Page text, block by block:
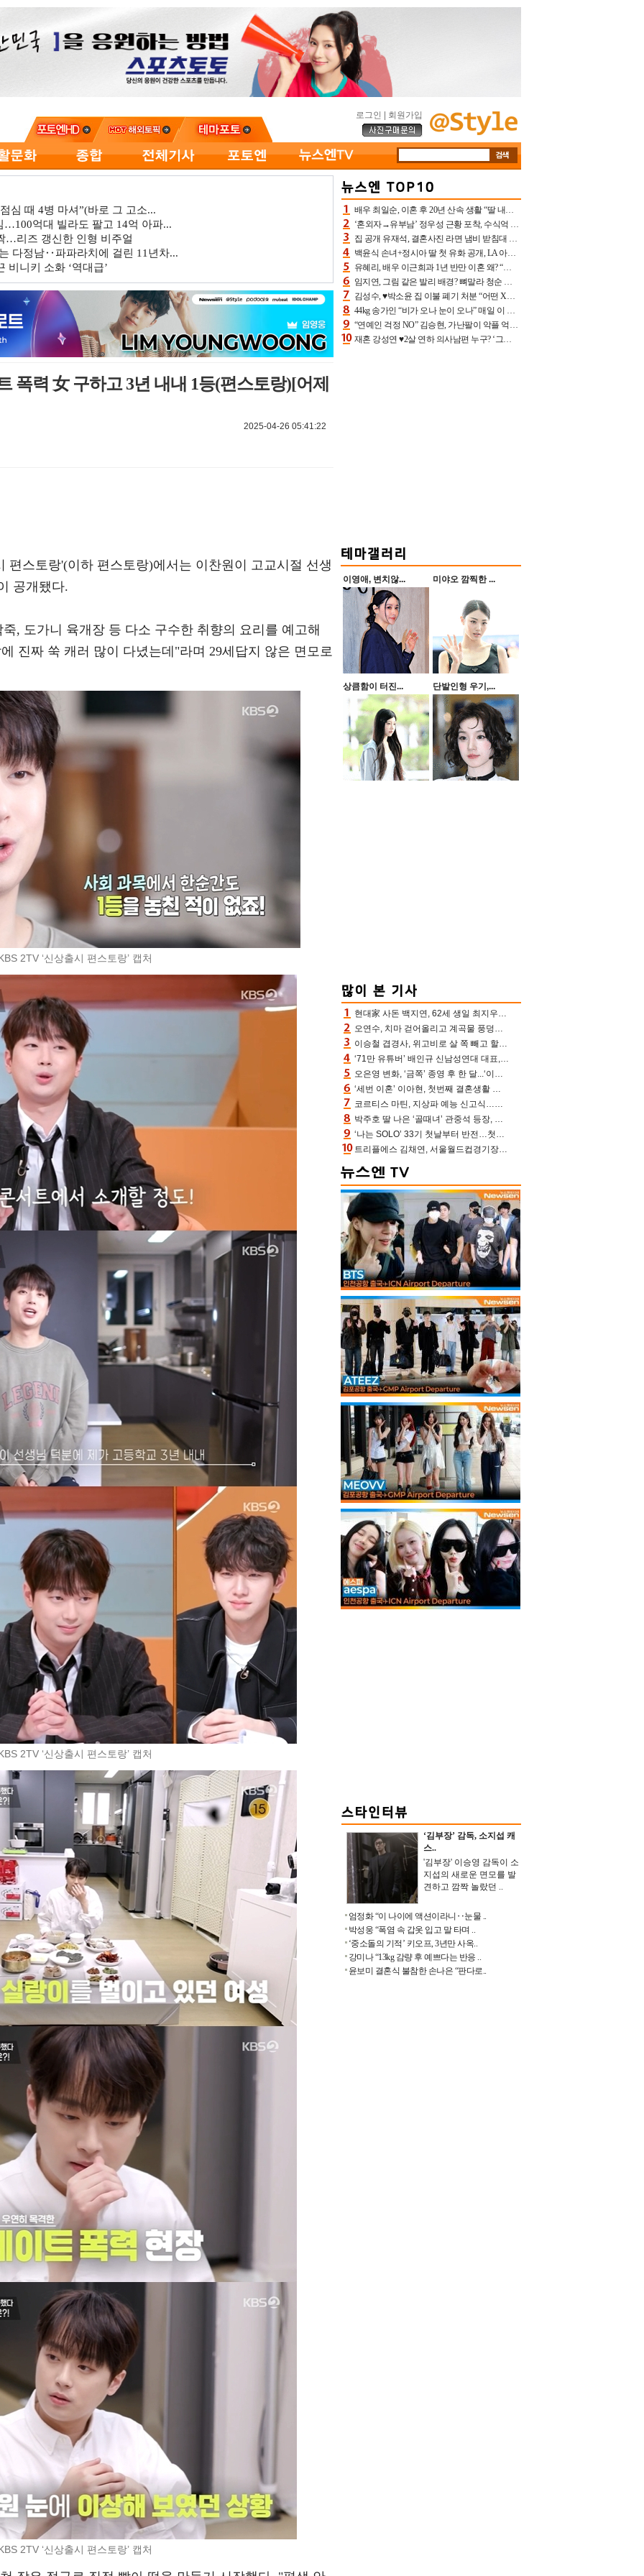
로그인 회원가입
심 때 4병 마셔”(바로 그 고소...
억대 빌라도 팔고 14억 아파...
…리즈 갱신한 인형 비주얼
다정남‥파파라치에 걸린 11년차...
비니키 소화 ‘역대급’
폭력 女 구하고 3년 내내 1등(편스토랑)[어제
2025-04-26 05:41:22
편스토랑'(이하 편스토랑)에서는 이찬원이 고교시절 선생
공개됐다.
, 도가니 육개장 등 다소 구수한 취향의 요리를 예고해
진짜 쑥 캐러 많이 다녔는데"라며 29세답지 않은 면모로
2TV ‘신상출시 편스토랑’ 캡처
2TV ‘신상출시 편스토랑’ 캡처
2TV ‘신상출시 편스토랑’ 캡처
배우 최일순, 이혼 후 20년 산속 생활 “딸 내가 버렸다고 원망‥맘 아파”(특종)[어제TV]
‘혼외자→유부남’ 정우성 근황 포착, 수식억 해킹 피해 후배 만났다 “존경하는”
집 공개 유재석, 결혼사진 라면 냄비 받침대 되고 분노‥가족사진도 피해(놀뭐)[어제TV]
백윤식 손녀+정시아 딸 첫 유화 공개, LA 아트쇼→서울국제조각페스타 작가다운 수준급 실력
유혜리, 배우 이근희과 1년 반만 이혼 왜? “식칼 꽂고 의자 던져” 충격 폭로(특종)[어제TV]
임지연, 그림 같은 발리 배경? 뼈말라 청순 비키니 핏에 상대 안 되네
김성수, ♥박소윤 집 이불 폐기 처분 “어떤 X이랑 썼을지 몰라” 질투(신랑수업2)[어제TV]
44kg 송가인 “비가 오나 눈이 오나” 매일 이 운동, 허벅지 근육량 상승+체지방 감소
“연예인 걱정 NO” 김승현, 가난팔이 악플 억울할만‥아내+딸과 日 여행
재혼 강성연 ♥2살 연하 의사남편 누구? ‘그알’ 자문의에 훈남 비주얼 초엘리트 스펙 [종합]
이영애, 변치않... 미야오 깜찍한 ...
상큼함이 터진... 단발인형 우기,...
현대家 사돈 백지연, 62세 생일 최지우와 “올해도 함께” 이영애 신애라도 축하
오연수, 치마 걷어올리고 계곡물 풍덩‥무더위 잊은 제주 휴가
이승철 겹경사, 위고비로 살 쪽 빼고 할아버지 된다‥마음으로 낳은 딸 임신 자랑(유퀴즈)
‘71만 유튜버’ 배인규 신남성연대 대표, 오늘(5일) 숨진 채 발견…향년 36세
오은영 변화, ‘금쪽’ 종영 후 한 달...‘이것’ 끊고 살 뺀 모습 포착 “날씬하다!”
‘세번 이혼’ 이아현, 첫번째 결혼생활 떠올리며 눈물 “첫 남편에 미안해”(새롭게하소서)
코르티스 마틴, 지상파 예능 신고식…저작권 지분 분배 방식까지 공개(라스)
박주호 딸 나은 ‘골때녀’ 관중석 등장, 김민재 복제인간 보고 혼란 [결정적장면]
‘나는 SOLO’ 33기 첫날부터 반전…첫인상 0표 영호, 호감남 급부상
트리플에스 김채연, 서울월드컵경기장에 뜬 맨시티 여신 [포토엔HD]
‘김부장’ 감독, 소지섭 캐
스..
'김부장' 이승영 감독이 소
지섭의 새로운 면모를 발
견하고 깜짝 놀랐던 ..
엄정화 “이 나이에 액션이라니‥눈물 ..
박성웅 “폭염 속 갑옷 입고 말 타며 ..
‘중소돌의 기적’ 키오프, 3년만 사옥..
강미나 “13kg 감량 후 예쁘다는 반응 ..
윤보미 결혼식 불참한 손나은 “판다로..